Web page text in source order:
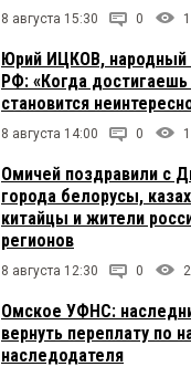
8 августа 15:30 0
Юрий ИЦКОВ, народный
РФ: «Когда
становится
8 августа 14:00 0
Омичей поздравили с
города белорусы,
китайцы и жители
регионов
8 августа 12:30 0
Омское УФНС:
вернуть переплату по
наследодателя